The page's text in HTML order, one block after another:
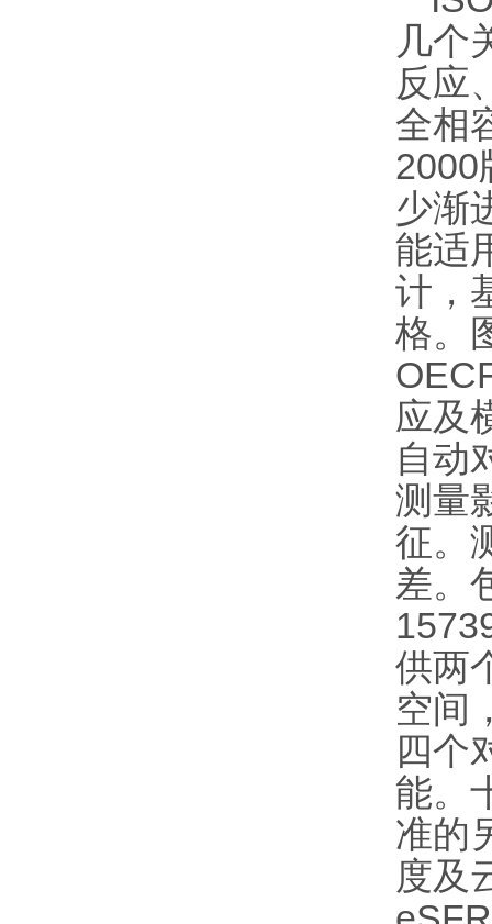
几个
反应
全相
2000
少渐
能适
计，
格。
应及
自动
测量
征。
差。
供两
空间
四个
能。
准的
度及